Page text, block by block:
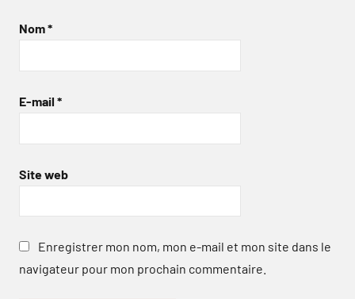
Nom*
E-mail *
Site web
Enregistrer mon nom, mon e-mail et mon site dans le
navigateur pour mon prochain commentaire.